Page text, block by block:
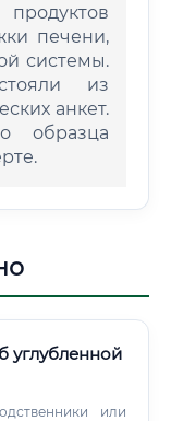
печени,
системы.
из
анкет.
образца
углубленной
или